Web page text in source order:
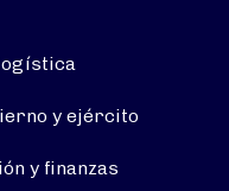
y ejército
y finanzas